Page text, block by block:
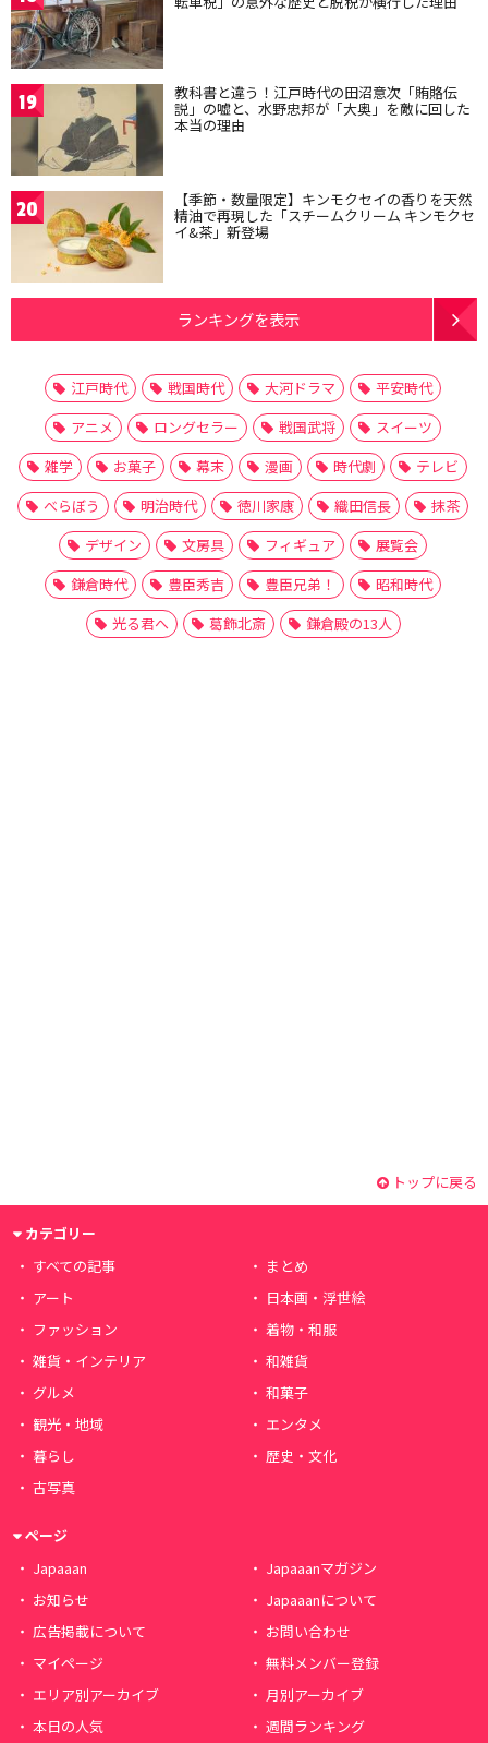
19 教科書と違う！江戸時代の田沼意次「賄賂伝
説」の嘘と、水野忠邦が「大奥」を敵に回した
本当の理由
20 【季節・数量限定】キンモクセイの香りを天然
精油で再現した「スチームクリーム キンモクセ
イ&茶」新登場
ランキングを表示
江戸時代 戦国時代 大河ドラマ
平安時代
アニメ
ロングセラー 戦国武将
スイーツ
雑学
お菓子 幕末 漫画 時代劇
テレビ
べらぼう
明治時代 徳川家康 織田信長
抹茶
デザイン
文房具 フィギュア
展覧会
鎌倉時代
豊臣秀吉 豊臣兄弟！
昭和時代
光る君へ
葛飾北斎 鎌倉殿の13人
トップに戻る
カテゴリー
すべての記事
まとめ
アート
日本画・浮世絵
ファッション
着物・和服
雑貨・インテリア
和雑貨
グルメ
和菓子
観光・地域
エンタメ
暮らし
歴史・文化
古写真
ページ
Japaaan
Japaaanマガジン
お知らせ
Japaaanについて
広告掲載について
お問い合わせ
マイページ
無料メンバー登録
エリア別アーカイブ
月別アーカイブ
本日の人気
週間ランキング